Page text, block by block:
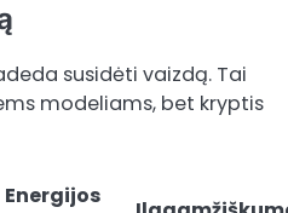
susidėti vaizdą. Tai
modeliams, bet kryptis
Energijos